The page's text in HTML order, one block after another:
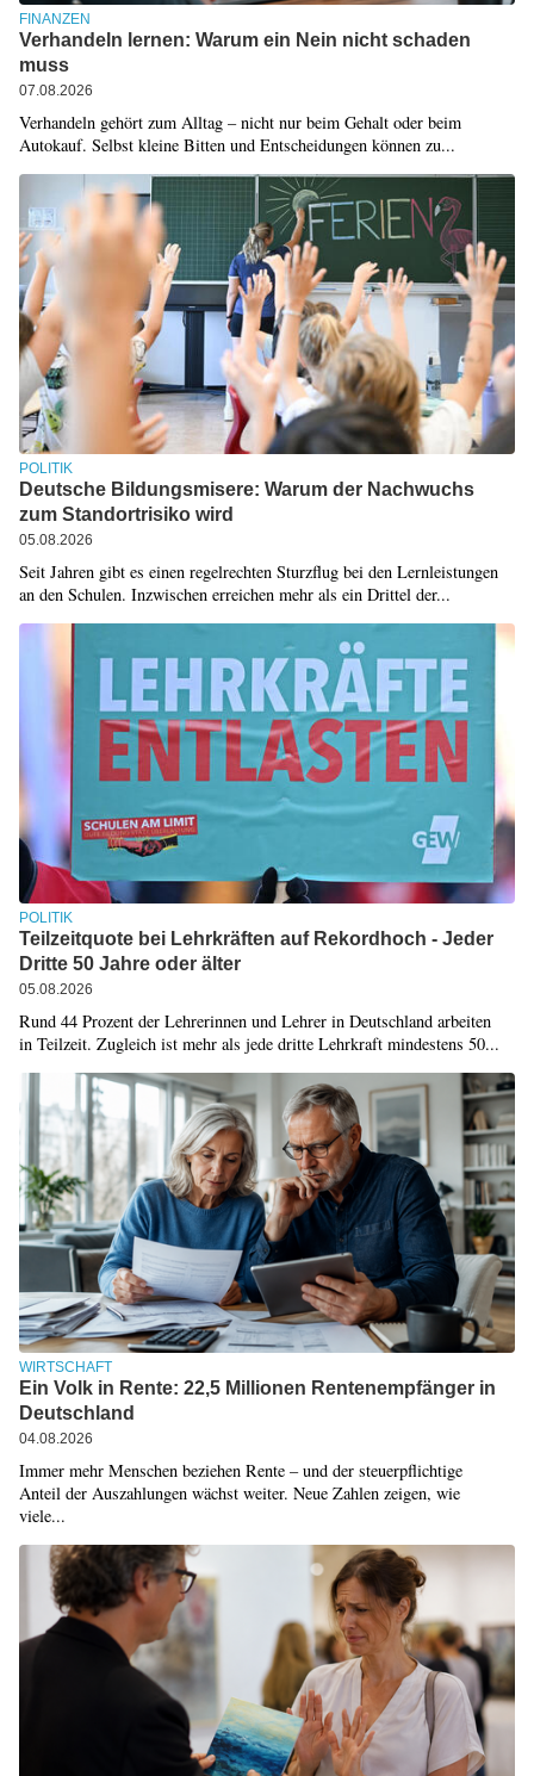
FINANZEN
Verhandeln lernen: Warum ein Nein nicht schaden
muss
07.08.2026
Verhandeln gehört zum Alltag – nicht nur beim Gehalt oder beim
Autokauf. Selbst kleine Bitten und Entscheidungen können zu...
POLITIK
Deutsche Bildungsmisere: Warum der Nachwuchs
zum Standortrisiko wird
05.08.2026
Seit Jahren gibt es einen regelrechten Sturzflug bei den Lernleistungen
an den Schulen. Inzwischen erreichen mehr als ein Drittel der...
POLITIK
Teilzeitquote bei Lehrkräften auf Rekordhoch - Jeder
Dritte 50 Jahre oder älter
05.08.2026
Rund 44 Prozent der Lehrerinnen und Lehrer in Deutschland arbeiten
in Teilzeit. Zugleich ist mehr als jede dritte Lehrkraft mindestens 50...
WIRTSCHAFT
Ein Volk in Rente: 22,5 Millionen Rentenempfänger in
Deutschland
04.08.2026
Immer mehr Menschen beziehen Rente – und der steuerpflichtige
Anteil der Auszahlungen wächst weiter. Neue Zahlen zeigen, wie
viele...